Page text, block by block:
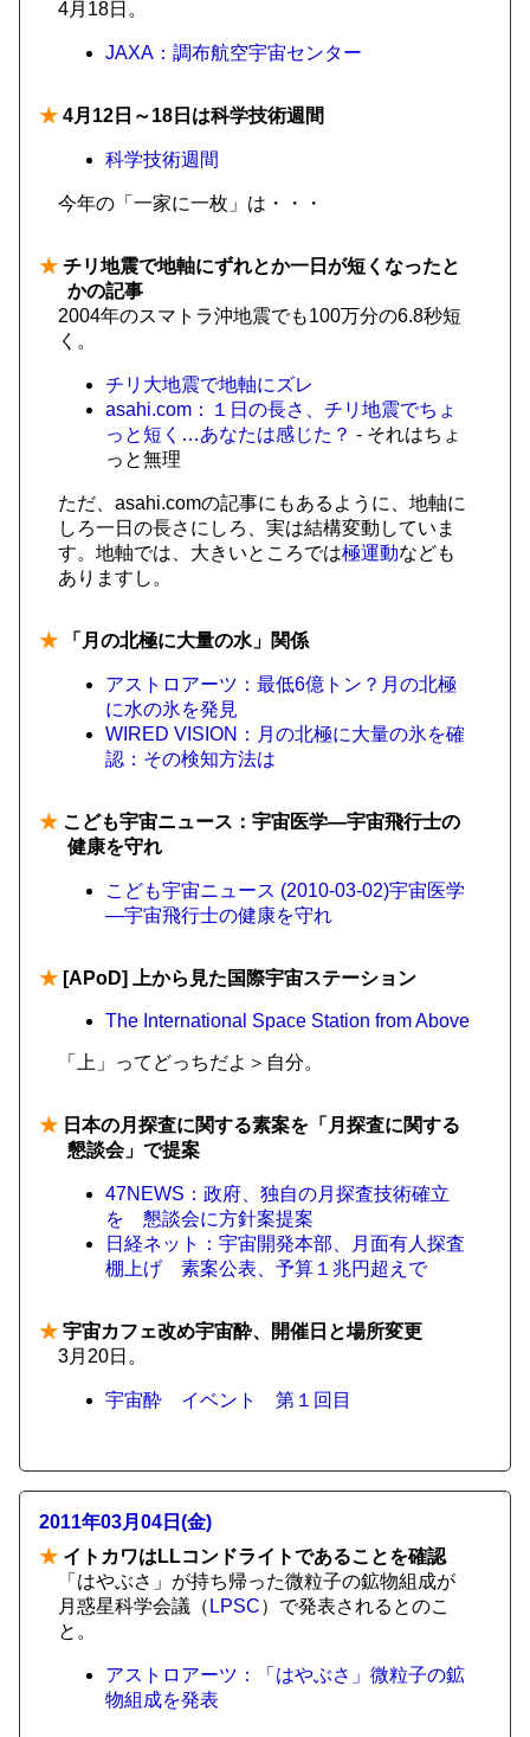
4月18日。
JAXA：調布航空宇宙センター
★ 4月12日～18日は科学技術週間
科学技術週間
今年の「一家に一枚」は・・・
★ チリ地震で地軸にずれとか一日が短くなったと
かの記事
2004年のスマトラ沖地震でも100万分の6.8秒短
く。
チリ大地震で地軸にズレ
asahi.com：１日の長さ、チリ地震でちょ
っと短く…あなたは感じた？ - それはちょ
っと無理
ただ、asahi.comの記事にもあるように、地軸に
しろ一日の長さにしろ、実は結構変動していま
す。地軸では、大きいところでは極運動なども
ありますし。
★ 「月の北極に大量の水」関係
アストロアーツ：最低6億トン？月の北極
に水の氷を発見
WIRED VISION：月の北極に大量の氷を確
認：その検知方法は
★ こども宇宙ニュース：宇宙医学―宇宙飛行士の
健康を守れ
こども宇宙ニュース (2010-03-02)宇宙医学
―宇宙飛行士の健康を守れ
★ [APoD] 上から見た国際宇宙ステーション
The International Space Station from Above
「上」ってどっちだよ＞自分。
★ 日本の月探査に関する素案を「月探査に関する
懇談会」で提案
47NEWS：政府、独自の月探査技術確立
を 懇談会に方針案提案
日経ネット：宇宙開発本部、月面有人探査
棚上げ 素案公表、予算１兆円超えで
★ 宇宙カフェ改め宇宙酔、開催日と場所変更
3月20日。
宇宙酔 イベント 第１回目
2011年03月04日(金)
★ イトカワはLLコンドライトであることを確認
「はやぶさ」が持ち帰った微粒子の鉱物組成が
月惑星科学会議（ LPSC）で発表されるとのこ
と。
アストロアーツ：「はやぶさ」微粒子の鉱
物組成を発表